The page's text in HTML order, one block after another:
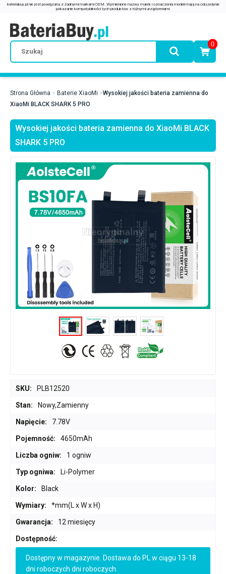
0
Strona Główna Baterie XiaoMi
Wysokiej jakości bateria zamienna do
XiaoMi BLACK SHARK 5 PRO
Wysokiej jakości bateria zamienna do XiaoMi BLACK
SHARK 5 PRO
SKU: PLB12520
Stan: Nowy,Zamienny
Napięcie: 7.78V
Pojemność: 4650mAh
Liczba ogniw: 1 ogniw
Typ ogniwa: Li-Polymer
Kolor: Black
Wymiary: *mm(L x W x H)
Gwarancja: 12 miesięcy
Dostępność:
Dostępny w magazynie. Dostawa do PL w ciągu 13-18
dni roboczych dni roboczych.